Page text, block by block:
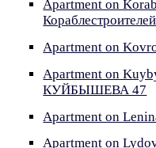
Apartment on
Apartment on
Apartment on
КУЙБЫШЕВА 47
Apartment on
Apartment on